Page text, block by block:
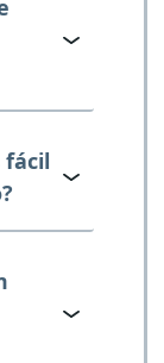
fácil